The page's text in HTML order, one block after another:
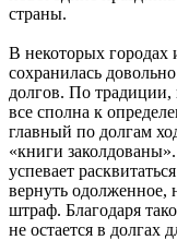
страны.
В некоторых
сохранилась
долгов. По традиции,
все сполна к
главный по долгам
«книги
успевает
вернуть одолженное,
штраф. Благодаря
не остается в долгах